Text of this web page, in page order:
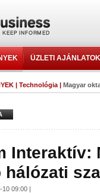
ÜZLETI AJÁNLATOK
| Technológia | Magyar
Interaktív:
hálózati
09:00 |